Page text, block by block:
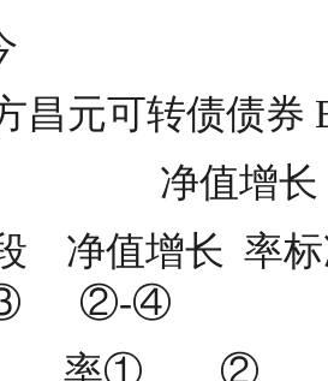
方昌元可转债债券
②-④
率①